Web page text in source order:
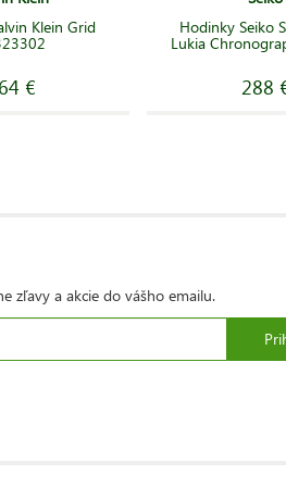
Klein Grid
€
Hodinky Seiko
Lukia
288
zľavy a akcie do vášho emailu.